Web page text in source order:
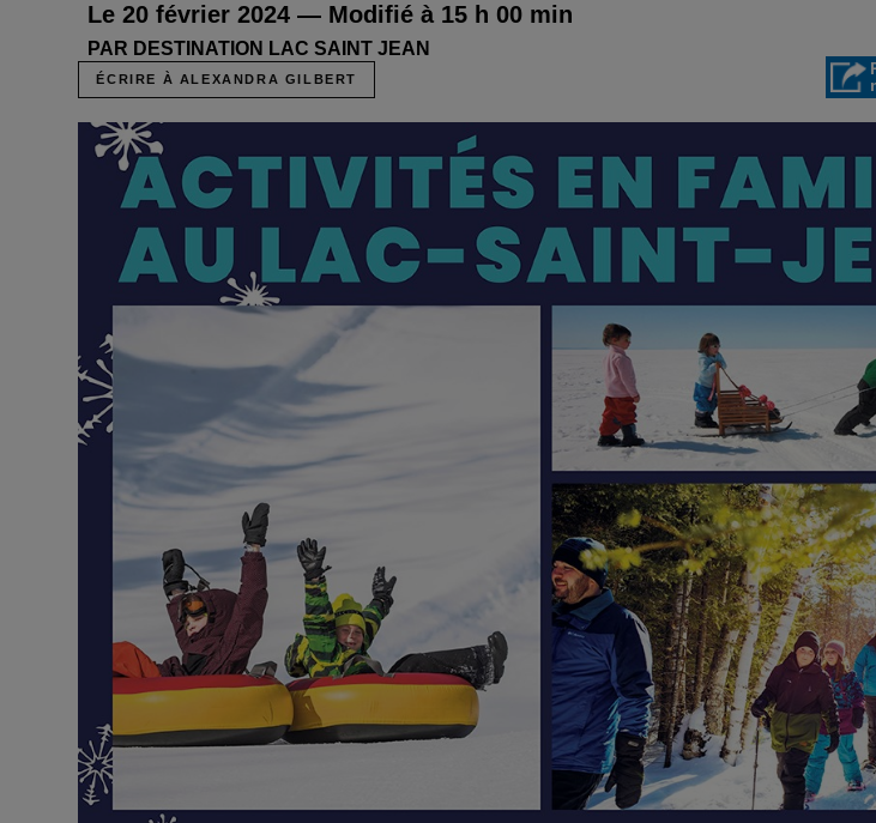
Le 20 février 2024 — Modifié à 15 h 00 min
PAR DESTINATION LAC SAINT JEAN
ÉCRIRE À ALEXANDRA GILBERT